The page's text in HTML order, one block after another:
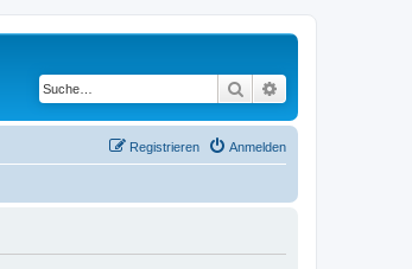
Suche
Anmelden
Registrieren